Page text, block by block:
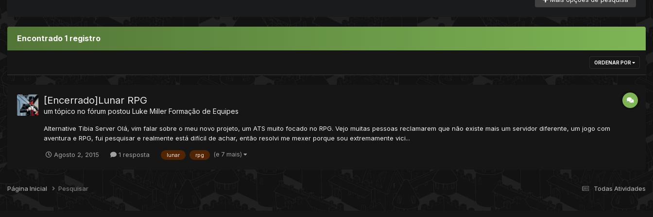
Encontrado 1 registro
ORDENAR POR
[Encerrado]Lunar RPG
um tópico no fórum postou Luke Miller Formação de Equipes
Alternative Tibia Server Olá, vim falar sobre o meu novo projeto, um ATS muito focado no RPG. Vejo muitas pessoas reclamarem que não existe mais um servidor diferente, um jogo com
aventura e RPG, fui pesquisar e realmente está difícil de achar, então resolvi me mexer porque sou extremamente vici...
Agosto 2, 2015 1 resposta lunar rpg (e 7 mais)
Todas Atividades
Página Inicial Pesquisar